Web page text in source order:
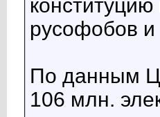
русофобов и
По данным
106 млн.